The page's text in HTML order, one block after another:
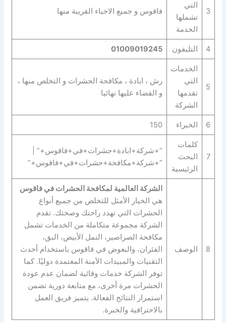
3
التي
تشملها
الخدمة
فاقوس و جميع الاحياء القريبة منها
4 التليفون 01009019245
5
الخدمات
التي
تقدمها
الشركة
رش ، ابادة ، مكافحة الحشرات و التخلص منها ،
و القضاء عليها نهائيا
6 الخبراء 150
7
كلمات
البحث
الرئيسية
“+شركة+ابادة+حشرات+في+فاقوس+” |
“+شركة+مكافحة+حشرات+في+فاقوس+”
8 الوصف
الشركة العالمية لمكافحة الحشرات في فاقوس
هي الخيار الأمثل للتخلص من جميع أنواع
الحشرات التي تهدد راحتك وصحتك. تقدم
الشركة مجموعة متكاملة من الخدمات تشمل
مكافحة الصراصير، النمل الأبيض، البق،
الفئران، والبعوض في فاقوس باستخدام أحدث
التقنيات والمبيدات الآمنة المعتمدة دوليًا. كما
توفر الشركة خدمات وقائية لضمان عدم عودة
الحشرات مرة أخرى، مع متابعة دورية تضمن
استمرار النتائج الفعالة. يتميز فريق العمل
بالاحترافية والخبرة.